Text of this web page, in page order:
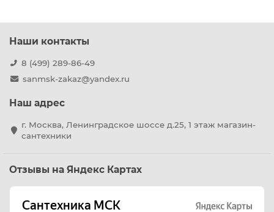
Наши контакты
8 (499) 289-86-49
sanmsk-zakaz@yandex.ru
Наш адрес
г. Москва, Ленинградское шоссе д.25, 1 этаж магазин-
сантехники
Отзывы на Яндекс Картах